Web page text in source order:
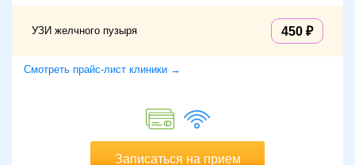
УЗИ желчного пузыря 450
Смотреть прайс-лист клиники →
Записаться на прием